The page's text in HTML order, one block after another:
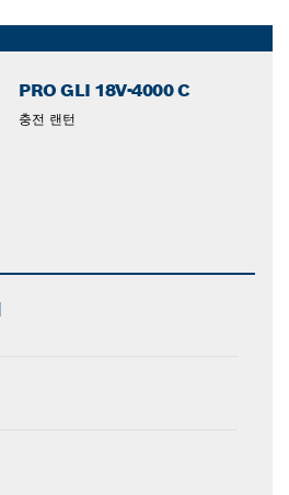
PRO GLI 18V-4000 C
충전 랜턴